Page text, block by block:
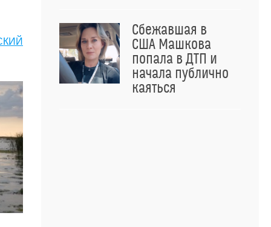
Сбежавшая в
США Машкова
попала в ДТП и
начала публично
каяться